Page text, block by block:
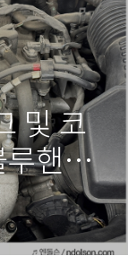
및 코
핸즈
교체